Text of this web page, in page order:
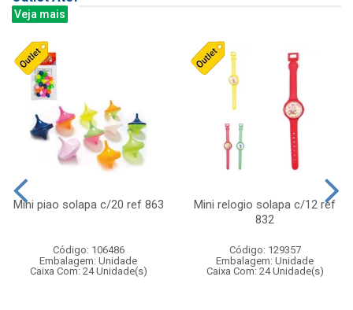
Veja mais
Mini piao solapa c/20 ref 863
Código: 106486
Embalagem: Unidade
Caixa Com: 24 Unidade(s)
Mini relogio solapa c/12 ref
832
Código: 129357
Embalagem: Unidade
Caixa Com: 24 Unidade(s)